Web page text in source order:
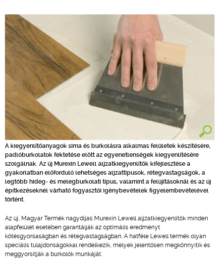
A kiegyenlítőanyagok sima és burkolásra alkalmas felületek készítésére,
padlóburkolatok fektetése előtt az egyenetlenségek kiegyenlítésére
szolgálnak. Az új Murexin Lewell aljzatkiegyenlítők kifejlesztése a
gyakorlatban előforduló lehetséges aljzattípusok, rétegvastagságok, a
legtöbb hideg- és melegburkolati típus, valamint a felújításoknál és az új
építkezéseknél várható fogyasztói igénybevételek figyelembevételével
történt.
Az új, Magyar Termék nagydíjas Murexin Lewell aljzatkiegyenlítők minden
alapfelület esetében garantálják az optimális eredményt
kötésgyorsaságban és rétegvastagságban. A hatféle Lewell termék olyan
speciális tulajdonságokkal rendelkezik, melyek jelentősen megkönnyítik és
meggyorsítják a burkolók munkáját.